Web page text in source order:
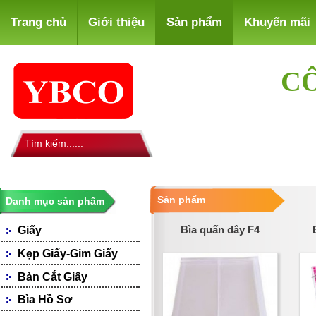
Trang chủ Giới thiệu Sản phẩm Khuyến mãi
Danh mục sản phẩm
Giấy
Giấy Photocopy
Giấy Fax
Giấy Bìa, Ford Màu
Giấy Notes-Decals
Loại Giấy Khác
Kẹp Giấy-Gim Giấy
Bàn Cắt Giấy
Bìa Hồ Sơ
Sản phẩm
Bìa quấn dây F4